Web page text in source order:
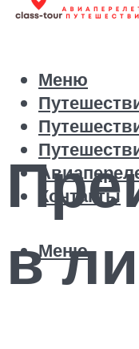
Контакты
Меню
Меню
в